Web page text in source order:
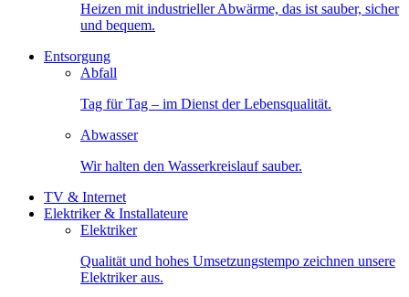
Heizen mit industrieller Abwärme, das ist sauber, sicher
und bequem.
Entsorgung
Abfall
Tag für Tag – im Dienst der Lebensqualität.
Abwasser
Wir halten den Wasserkreislauf sauber.
TV & Internet
Elektriker & Installateure
Elektriker
Qualität und hohes Umsetzungstempo zeichnen unsere
Elektriker aus.